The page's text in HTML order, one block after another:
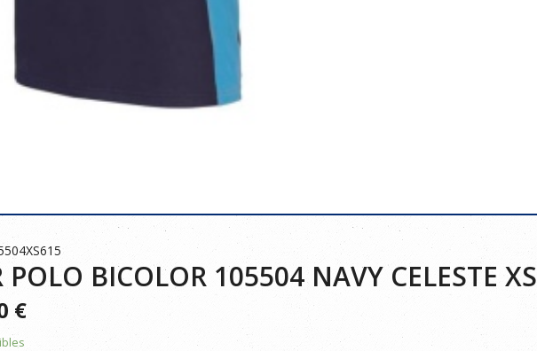
POLO BICOLOR 105504 NAVY CELESTE XS
€